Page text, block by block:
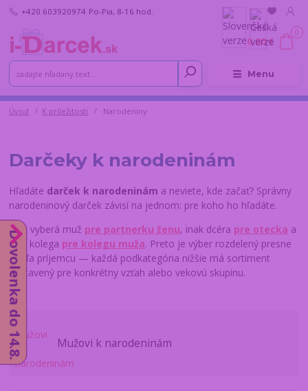
Menu
+420 603920974 Po-Pia, 8-16 hod.
0
0,00 €
Úvod K príležitosti Narodeniny
Darčeky k narodeninám
Hľadáte darček k narodeninám a neviete, kde začať? Správny
narodeninový darček závisí na jednom: pre koho ho hľadáte.
Inak vyberá muž pre partnerku ženu, inak dcéra pre otecka a
inak kolega pre kolegu muža. Preto je výber rozdelený presne
podľa príjemcu — každá podkategória nižšie má sortiment
zostavený pre konkrétny vzťah alebo vekovú skupinu.
Mužovi k narodeninám
Dovolenka do 14.8.